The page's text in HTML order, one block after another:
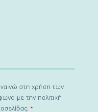
στη χρήση των
με την πολιτική
*